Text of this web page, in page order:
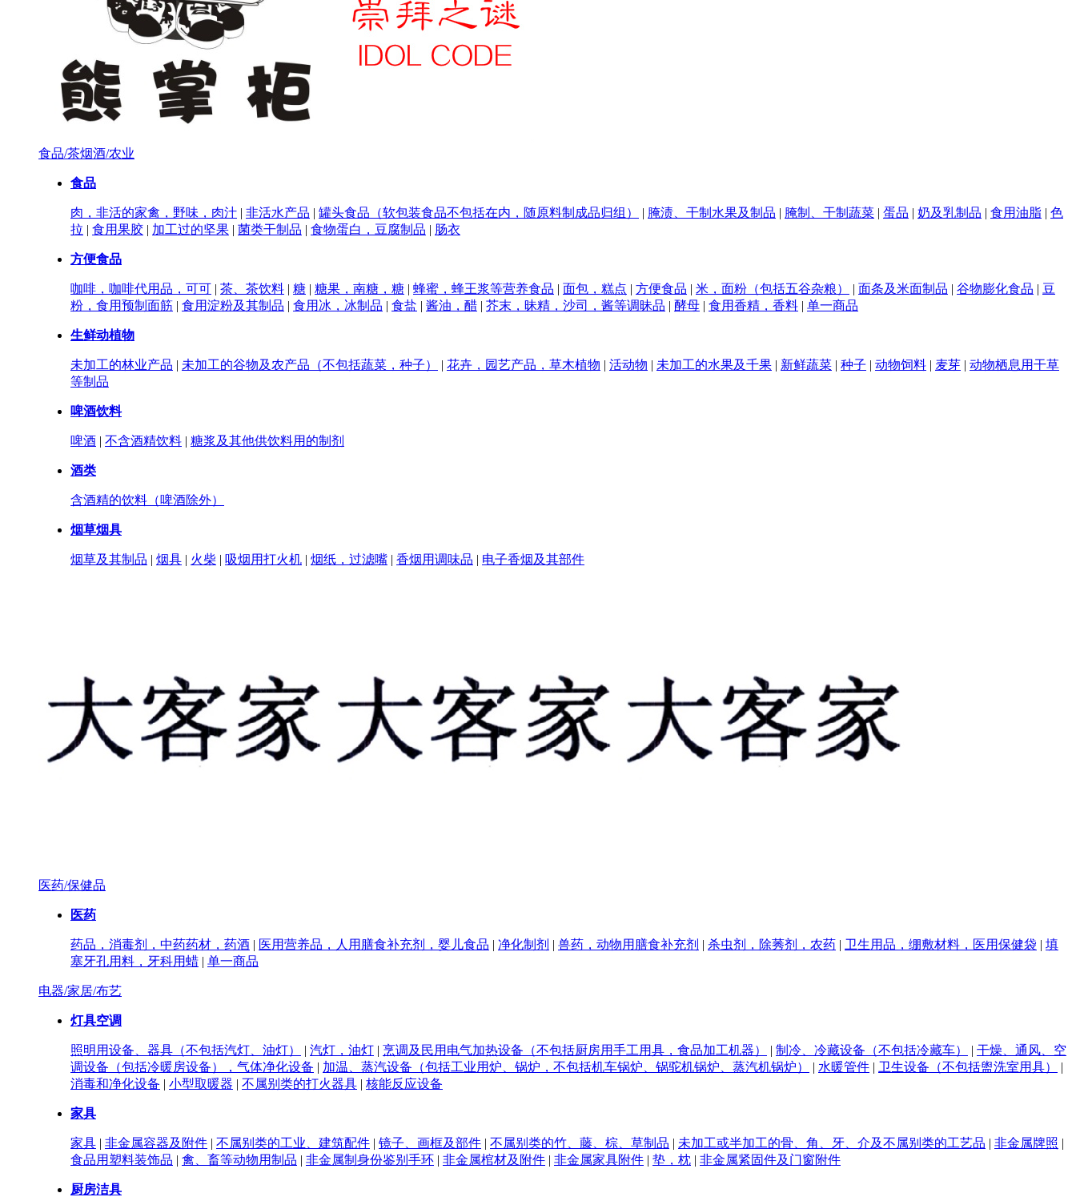
食品/茶烟酒/农业
食品
肉，非活的家禽，野味，肉汁 | 非活水产品 | 罐头食品（软包装食品不包括在内，随原料制成品归组） | 腌渍、干制水果及制品 | 腌制、干制蔬菜 | 蛋品 | 奶及乳制品 | 食用油脂 | 色
拉 | 食用果胶 | 加工过的坚果 | 菌类干制品 | 食物蛋白，豆腐制品 | 肠衣
方便食品
咖啡，咖啡代用品，可可 | 茶、茶饮料 | 糖 | 糖果，南糖，糖 | 蜂蜜，蜂王浆等营养食品 | 面包，糕点 | 方便食品 | 米，面粉（包括五谷杂粮） | 面条及米面制品 | 谷物膨化食品 | 豆
粉，食用预制面筋 | 食用淀粉及其制品 | 食用冰，冰制品 | 食盐 | 酱油，醋 | 芥末，昧精，沙司，酱等调昧品 | 酵母 | 食用香精，香料 | 单一商品
生鲜动植物
未加工的林业产品 | 未加工的谷物及农产品（不包括蔬菜，种子） | 花卉，园艺产品，草木植物 | 活动物 | 未加工的水果及千果 | 新鲜蔬菜 | 种子 | 动物饲料 | 麦芽 | 动物栖息用干草
等制品
啤酒饮料
啤酒 | 不含酒精饮料 | 糖浆及其他供饮料用的制剂
酒类
含酒精的饮料（啤酒除外）
烟草烟具
烟草及其制品 | 烟具 | 火柴 | 吸烟用打火机 | 烟纸，过滤嘴 | 香烟用调味品 | 电子香烟及其部件
医药/保健品
医药
药品，消毒剂，中药药材，药酒 | 医用营养品，人用膳食补充剂，婴儿食品 | 净化制剂 | 兽药，动物用膳食补充剂 | 杀虫剂，除莠剂，农药 | 卫生用品，绷敷材料，医用保健袋 | 填
塞牙孔用料，牙科用蜡 | 单一商品
电器/家居/布艺
灯具空调
照明用设备、器具（不包括汽灯、油灯） | 汽灯，油灯 | 烹调及民用电气加热设备（不包括厨房用手工用具，食品加工机器） | 制冷、冷藏设备（不包括冷藏车） | 干燥、通风、空
调设备（包括冷暖房设备），气体净化设备 | 加温、蒸汽设备（包括工业用炉、锅炉，不包括机车锅炉、锅驼机锅炉、蒸汽机锅炉） | 水暖管件 | 卫生设备（不包括盥洗室用具）
|
消毒和净化设备 | 小型取暖器 | 不属别类的打火器具 | 核能反应设备
家具
家具 | 非金属容器及附件 | 不属别类的工业、建筑配件 | 镜子、画框及部件 | 不属别类的竹、藤、棕、草制品 | 未加工或半加工的骨、角、牙、介及不属别类的工艺品 | 非金属牌照 |
食品用塑料装饰品 | 禽、畜等动物用制品 | 非金属制身份鉴别手环 | 非金属棺材及附件 | 非金属家具附件 | 垫，枕 | 非金属紧固件及门窗附件
厨房洁具